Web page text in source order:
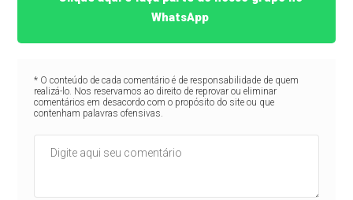
WhatsApp
* O conteúdo de cada comentário é de responsabilidade de quem
realizá-lo. Nos reservamos ao direito de reprovar ou eliminar
comentários em desacordo com o propósito do site ou que
contenham palavras ofensivas.